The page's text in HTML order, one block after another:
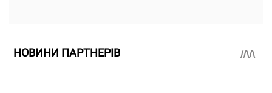
НОВИНИ ПАРТНЕРІВ